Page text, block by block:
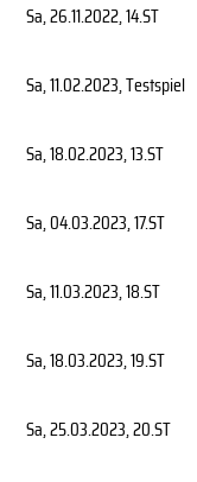
Sa, 26.11.2022, 14.ST
Sa, 11.02.2023, Testspiel
Sa, 18.02.2023, 13.ST
Sa, 04.03.2023, 17.ST
Sa, 11.03.2023, 18.ST
Sa, 18.03.2023, 19.ST
Sa, 25.03.2023, 20.ST